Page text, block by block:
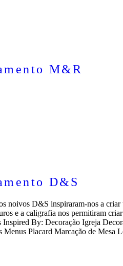
M&R
D&S
noivos D&S inspiraram-nos a
e a caligrafia nos permitiram
Inspired By: Decoração Igreja
Menus Placard Marcação de Mesa